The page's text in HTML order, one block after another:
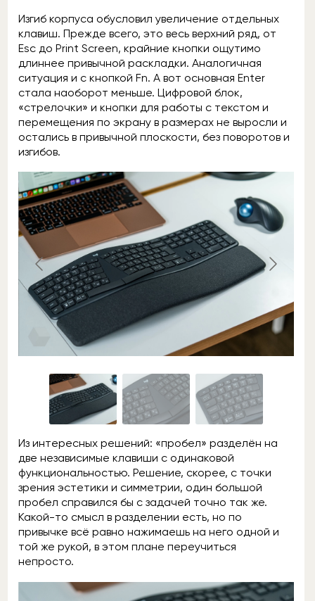
Изгиб корпуса обусловил увеличение отдельных
клавиш. Прежде всего, это весь верхний ряд, от
Esc до Print Screen, крайние кнопки ощутимо
длиннее привычной раскладки. Аналогичная
ситуация и с кнопкой Fn. А вот основная Enter
стала наоборот меньше. Цифровой блок,
«стрелочки» и кнопки для работы с текстом и
перемещения по экрану в размерах не выросли и
остались в привычной плоскости, без поворотов и
изгибов.
Из интересных решений: «пробел» разделён на
две независимые клавиши с одинаковой
функциональностью. Решение, скорее, с точки
зрения эстетики и симметрии, один большой
пробел справился бы с задачей точно так же.
Какой-то смысл в разделении есть, но по
привычке всё равно нажимаешь на него одной и
той же рукой, в этом плане переучиться
непросто.